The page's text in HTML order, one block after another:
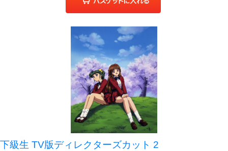
下級生 TV版ディレクターズカット 2